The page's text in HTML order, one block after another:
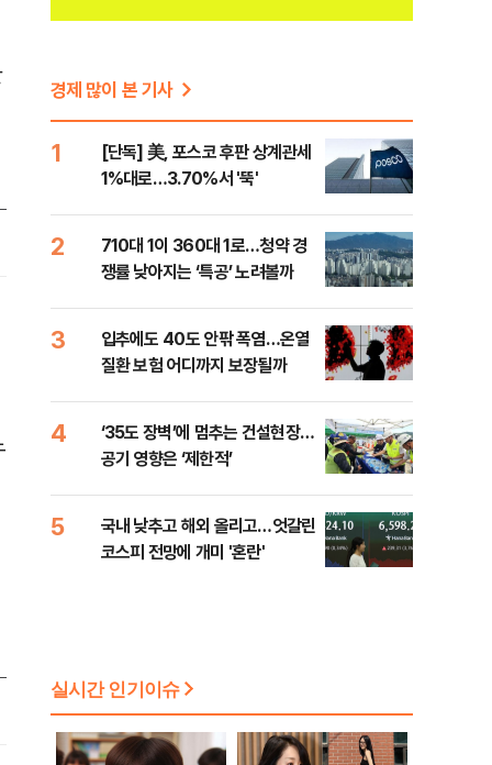
경제 많이 본 기사
1
[단독] 美, 포스코 후판 상계관세
1%대로…3.70%서 '뚝'
2
710대 1이 360대 1로…청약 경
쟁률 낮아지는 ‘특공’ 노려볼까
3
입추에도 40도 안팎 폭염…온열
질환 보험 어디까지 보장될까
4
‘35도 장벽’에 멈추는 건설현장…
공기 영향은 ‘제한적’
5
국내 낮추고 해외 올리고…엇갈린
코스피 전망에 개미 '혼란'